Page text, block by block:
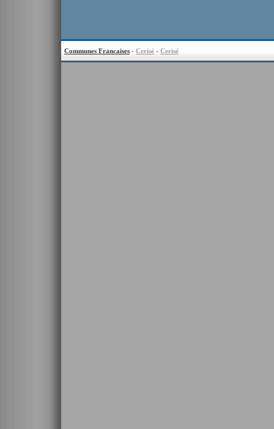
Communes Francaises - Cerisé - Cerisé